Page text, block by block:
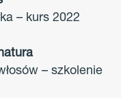
– kurs 2022
– szkolenie